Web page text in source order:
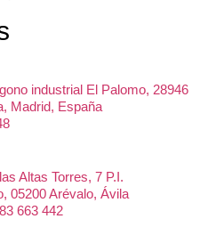
industrial El Palomo, 28946
Madrid, España
Altas Torres, 7 P.I.
05200 Arévalo, Ávila
663 442